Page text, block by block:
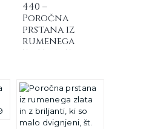
440 –
Poročna
prstana iz
rumenega
zlata in z